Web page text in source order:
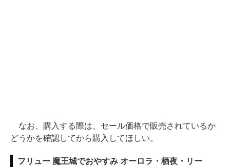
なお、購入する際は、セール価格で販売されているか
どうかを確認してから購入してほしい。
フリュー 魔王城でおやすみ オーロラ・栖夜・リー